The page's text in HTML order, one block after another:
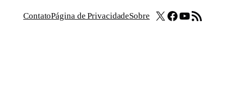
ContatoPágina de PrivacidadeSobre X Facebook
Youtube
Feed RSS